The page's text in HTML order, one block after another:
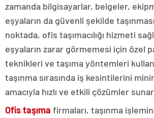
zamanda bilgisayarlar, belgeler,
eşyaların da güvenli şekilde
noktada, ofis taşımacılığı hizmeti
eşyaların zarar görmemesi için özel
teknikleri ve taşıma yöntemleri
taşınma sırasında iş kesintilerini
amacıyla hızlı ve etkili çözümler
Ofis taşıma firmaları, taşınma